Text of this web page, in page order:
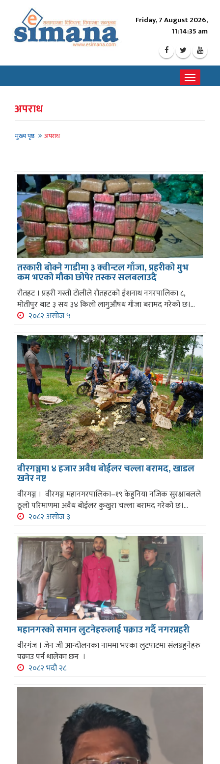
Friday, 7 August 2026,
11:14:37 am
Toggle
अपराध
मुख्य पृष्ठ अपराध
तरकारी बोक्ने गाडीमा ३ क्वीन्टल गाँजा, प्रहरीको मुभ
कम भएको मौका छोपेर तस्कर सलबलाउदै
रौतहट । प्रहरी गस्ती टोलीले रौतहटको ईशनाथ नगरपालिका ८,
मोतीपुर बाट ३ सय ३४ किलो लागुऔषध गाँजा बरामद गरेको छ।...
२०८२ असोज ५
वीरगञ्जमा ४ हजार अवैध बोईलर चल्ला बरामद, खाडल
खनेर नष्ट
वीरगञ्ज । वीरगञ्ज महानगरपालिका–१९ केहुनिया नजिक सुरक्षाबलले
ठूलो परिमाणमा अवैध बोईलर कुखुरा चल्ला बरामद गरेको छ।...
२०८२ असोज ३
महानगरको समान लुटनेहरुलाई पक्राउ गर्दै नगरप्रहरी
वीरगंज । जेन जी आन्दोलनका नाममा भएका लुटपाटमा संलग्नहुनेहरु
पक्राउ पर्न थालेका छन ।
२०८२ भदौ २८